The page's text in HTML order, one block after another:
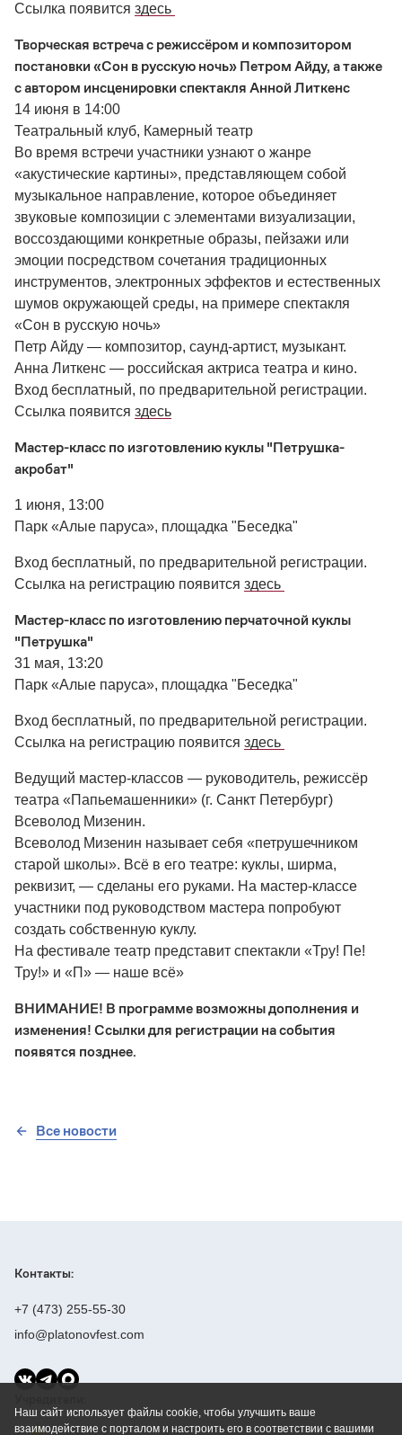
Ссылка появится здесь
Творческая встреча с режиссёром и композитором
постановки «Сон в русскую ночь» Петром Айду, а также
с автором инсценировки спектакля Анной Литкенс
14 июня в 14:00
Театральный клуб, Камерный театр
Во время встречи участники узнают о жанре
«акустические картины», представляющем собой
музыкальное направление, которое объединяет
звуковые композиции с элементами визуализации,
воссоздающими конкретные образы, пейзажи или
эмоции посредством сочетания традиционных
инструментов, электронных эффектов и естественных
шумов окружающей среды, на примере спектакля
«Сон в русскую ночь»
Петр Айду — композитор, саунд-артист, музыкант.
Анна Литкенс — российская актриса театра и кино.
Вход бесплатный, по предварительной регистрации.
Ссылка появится здесь
Мастер-класс по изготовлению куклы "Петрушка-
акробат"
1 июня, 13:00
Парк «Алые паруса», площадка "Беседка"
Вход бесплатный, по предварительной регистрации.
Ссылка на регистрацию появится здесь
Мастер-класс по изготовлению перчаточной куклы
"Петрушка"
31 мая, 13:20
Парк «Алые паруса», площадка "Беседка"
Вход бесплатный, по предварительной регистрации.
Ссылка на регистрацию появится здесь
Ведущий мастер-классов — руководитель, режиссёр
театра «Папьемашенники» (г. Санкт Петербург)
Всеволод Мизенин.
Всеволод Мизенин называет себя «петрушечником
старой школы». Всё в его театре: куклы, ширма,
реквизит, — сделаны его руками. На мастер-классе
участники под руководством мастера попробуют
создать собственную куклу.
На фестивале театр представит спектакли «Тру! Пе!
Тру!» и «П» — наше всё»
ВНИМАНИЕ! В программе возможны дополнения и
изменения! Ссылки для регистрации на события
появятся позднее.
Все новости
Контакты:
+7 (473) 255-55-30
info@platonovfest.com
Наш сайт использует файлы cookie, чтобы улучшить ваше
взаимодействие с порталом и настроить его в соответствии с вашими